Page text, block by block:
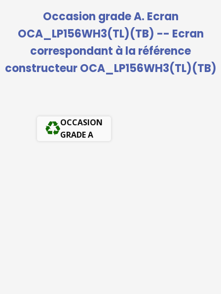
Occasion grade A. Ecran
OCA_LP156WH3(TL)(TB) -- Ecran
correspondant à la référence
constructeur OCA_LP156WH3(TL)(TB)
OCCASION
GRADE A